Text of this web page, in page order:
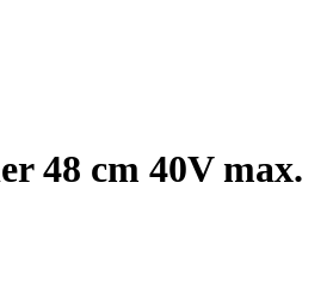
48 cm 40V max.